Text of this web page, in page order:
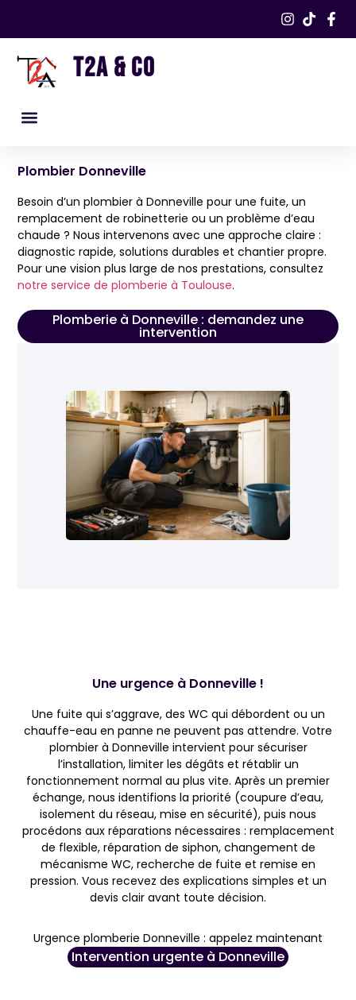
T2A & CO
Plombier Donneville
Besoin d’un plombier à Donneville pour une fuite, un
remplacement de robinetterie ou un problème d’eau
chaude ? Nous intervenons avec une approche claire :
diagnostic rapide, solutions durables et chantier propre.
Pour une vision plus large de nos prestations, consultez
notre service de plomberie à Toulouse.
Plomberie à Donneville : demandez une
intervention
Une urgence à Donneville !
Une fuite qui s’aggrave, des WC qui débordent ou un
chauffe-eau en panne ne peuvent pas attendre. Votre
plombier à Donneville intervient pour sécuriser
l’installation, limiter les dégâts et rétablir un
fonctionnement normal au plus vite. Après un premier
échange, nous identifions la priorité (coupure d’eau,
isolement du réseau, mise en sécurité), puis nous
procédons aux réparations nécessaires : remplacement
de flexible, réparation de siphon, changement de
mécanisme WC, recherche de fuite et remise en
pression. Vous recevez des explications simples et un
devis clair avant toute décision.
Urgence plomberie Donneville : appelez maintenant
Intervention urgente à Donneville